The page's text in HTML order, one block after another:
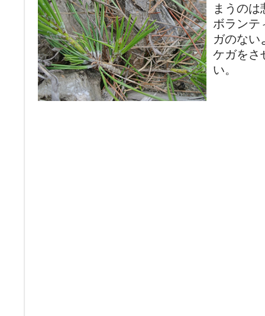
まうのは
ボランテ
ガのない
ケガをさ
い。